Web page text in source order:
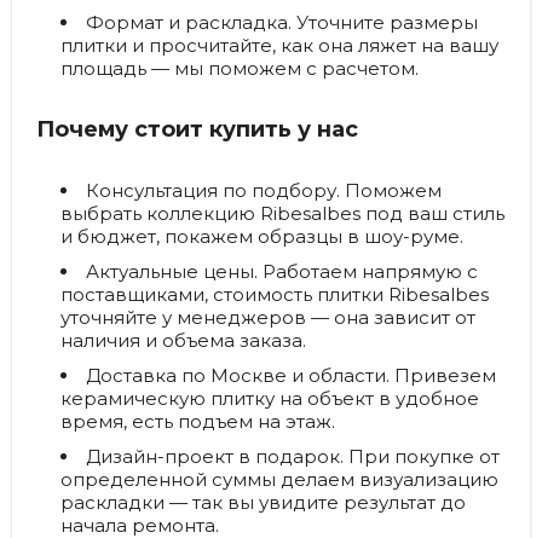
Формат и раскладка. Уточните размеры
плитки и просчитайте, как она ляжет на вашу
площадь — мы поможем с расчетом.
Почему стоит купить у нас
Консультация по подбору. Поможем
выбрать коллекцию Ribesalbes под ваш стиль
и бюджет, покажем образцы в шоу-руме.
Актуальные цены. Работаем напрямую с
поставщиками, стоимость плитки Ribesalbes
уточняйте у менеджеров — она зависит от
наличия и объема заказа.
Доставка по Москве и области. Привезем
керамическую плитку на объект в удобное
время, есть подъем на этаж.
Дизайн-проект в подарок. При покупке от
определенной суммы делаем визуализацию
раскладки — так вы увидите результат до
начала ремонта.